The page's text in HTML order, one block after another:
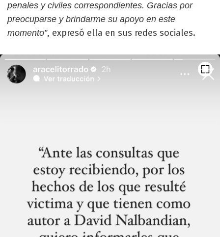
penales y civiles correspondientes. Gracias por
preocuparse y brindarme su apoyo en este
momento”, expresó ella en sus redes sociales.